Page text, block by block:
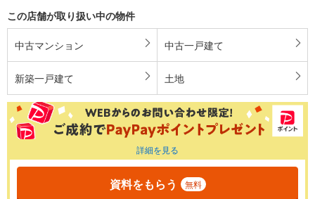
この店舗が取り扱い中の物件
中古マンション 中古一戸建て
新築一戸建て 土地
詳細を見る
資料をもらう 無料